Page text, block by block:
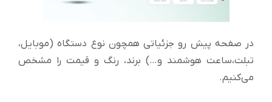
در صفحه پیش رو جزئیاتی همچون نوع دستگاه (موبایل،
تبلت،ساعت هوشمند و…) برند، رنگ و قیمت را مشخص
می‌کنیم.